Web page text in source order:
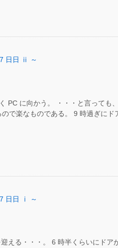
日日 ⅱ ～
に向かう。 ・・・と言っても
で楽なものである。 9 時過ぎにド
日日 ⅰ ～
える・・・。 6 時半くらいにドア